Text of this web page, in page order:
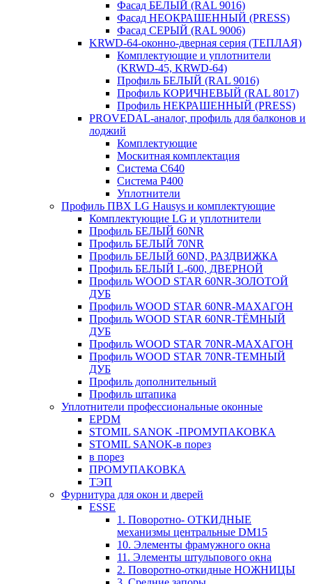
Фасад БЕЛЫЙ (RAL 9016)
Фасад НЕОКРАШЕННЫЙ (PRESS)
Фасад СЕРЫЙ (RAL 9006)
KRWD-64-оконно-дверная серия (ТЕПЛАЯ)
Комплектующие и уплотнители
(KRWD-45, KRWD-64)
Профиль БЕЛЫЙ (RAL 9016)
Профиль КОРИЧНЕВЫЙ (RAL 8017)
Профиль НЕКРАШЕННЫЙ (PRESS)
PROVEDAL-аналог, профиль для балконов и
лоджий
Комплектующие
Москитная комплектация
Система C640
Система P400
Уплотнители
Профиль ПВХ LG Hausys и комплектующие
Комплектующие LG и уплотнители
Профиль БЕЛЫЙ 60NR
Профиль БЕЛЫЙ 70NR
Профиль БЕЛЫЙ 60ND, РАЗДВИЖКА
Профиль БЕЛЫЙ L-600, ДВЕРНОЙ
Профиль WOOD STAR 60NR-ЗОЛОТОЙ
ДУБ
Профиль WOOD STAR 60NR-МАХАГОН
Профиль WOOD STAR 60NR-ТЁМНЫЙ
ДУБ
Профиль WOOD STAR 70NR-МАХАГОН
Профиль WOOD STAR 70NR-ТЕМНЫЙ
ДУБ
Профиль дополнительный
Профиль штапика
Уплотнители профессиональные оконные
EPDM
STOMIL SANOK -ПРОМУПАКОВКА
STOMIL SANOK-в порез
в порез
ПРОМУПАКОВКА
ТЭП
Фурнитура для окон и дверей
ESSE
1. Поворотно- ОТКИДНЫЕ
механизмы центральные DM15
10. Элементы фрамужного окна
11. Элементы штульпового окна
2. Поворотно-откидные НОЖНИЦЫ